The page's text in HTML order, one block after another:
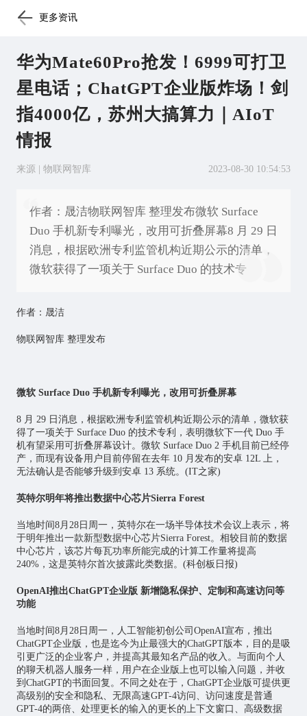
更多资讯
华为Mate60Pro抢发！6999可打卫
星电话；ChatGPT企业版炸场！剑
指4000亿，苏州大搞算力｜AIoT
情报
来源 | 物联网智库 2023-08-30 10:54:53
作者：晟洁物联网智库 整理发布微软 Surface
Duo 手机新专利曝光，改用可折叠屏幕8 月 29 日
消息，根据欧洲专利监管机构近期公示的清单，
微软获得了一项关于 Surface Duo 的技术专
作者：晟洁
物联网 智库 整理发布
微软 Surface Duo 手机新专利曝光，改用可折叠屏幕
8 月 29 日消息，根据欧洲专利监管机构近期公示的清单，微软获
得了一项关于 Surface Duo 的技术专利，表明微软下一代 Duo 手
机有望采用可折叠屏幕设计。微软 Surface Duo 2 手机目前已经停
产，而现有设备用户目前停留在去年 10 月发布的安卓 12L 上，
无法确认是否能够升级到安卓 13 系统。(IT之家)
英特尔明年将推出数据中心芯片Sierra Forest
当地时间8月28日周一，英特尔在一场半导体技术会议上表示，将
于明年推出一款新型数据中心芯片Sierra Forest。相较目前的数据
中心芯片，该芯片每瓦功率所能完成的计算工作量将提高
240%，这是英特尔首次披露此类数据。(科创板日报)
OpenAI推出ChatGPT企业版 新增隐私保护、定制和高速访问等
功能
当地时间8月28日周一， 人工智能初创公司OpenAI宣布，推出
ChatGPT企业版，也是迄今为止最强大的ChatGPT版本，目的是吸
引更广泛的企业客户，并提高其最知名产品的收入。与面向个人
的聊天机器人服务一样，用户在企业版上也可以输入问题，并收
到ChatGPT的书面回复。不同之处在于，ChatGPT企业版可提供更
高级别的安全和隐私、无限高速GPT-4访问、访问速度是普通
GPT-4的两倍、处理更长的输入的更长的上下文窗口、高级数据